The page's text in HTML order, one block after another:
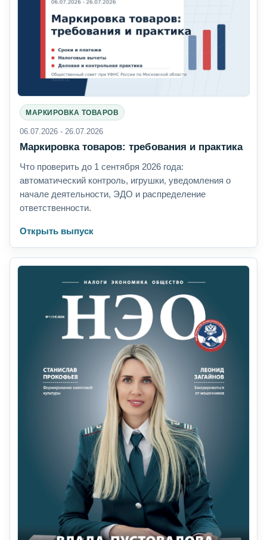
МАРКИРОВКА ТОВАРОВ
06.07.2026 - 26.07.2026
Маркировка товаров: требования и практика
Что проверить до 1 сентября 2026 года:
автоматический контроль, игрушки, уведомления о
начале деятельности, ЭДО и распределение
ответственности.
Открыть выпуск